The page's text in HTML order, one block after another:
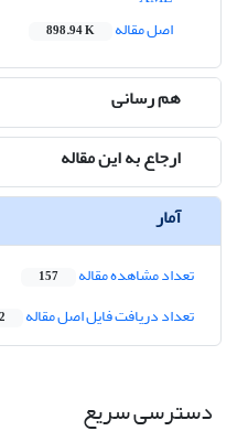
اصل مقاله
898.94 K
هم رسانی
ارجاع به این مقاله
آمار
تعداد مشاهده مقاله 157
تعداد دریافت فایل اصل مقاله
دسترسی سریع